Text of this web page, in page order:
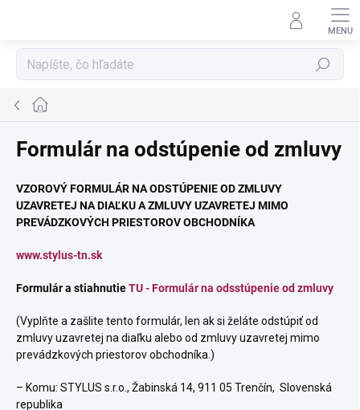
Hľadať
Domov
Formulár na odstúpenie od zmluvy
VZOROVÝ FORMULÁR NA ODSTÚPENIE OD ZMLUVY
UZAVRETEJ NA DIAĽKU A ZMLUVY UZAVRETEJ MIMO
PREVÁDZKOVÝCH PRIESTOROV OBCHODNÍKA
www.stylus-tn.sk
Formulár a stiahnutieTU - Formulár na odsstúpenie od zmluvy
(Vyplňte a zašlite tento formulár, len ak si želáte odstúpiť od
zmluvy uzavretej na diaľku alebo od zmluvy uzavretej mimo
prevádzkových priestorov obchodníka.)
– Komu: STYLUS s.r.o., Žabinská 14, 911 05 Trenčín, Slovenská
republika